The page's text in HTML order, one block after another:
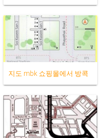
지도 mbk 쇼핑몰에서 방콕